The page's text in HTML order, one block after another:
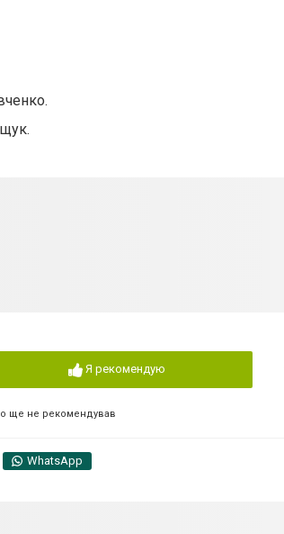
Я рекомендую
ще не рекомендував
WhatsApp